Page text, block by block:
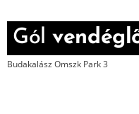
Gól
Budakalász Omszk Park 3